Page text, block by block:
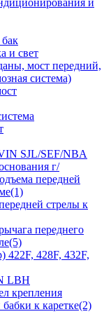
и
и свет
мост передний,
система)
SJL/SEF/NBA
г/
передней
стрелы к
переднего
422F, 428F, 432F,
LBH
крепления
к каретке(2)